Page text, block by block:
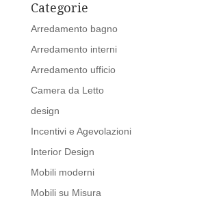
Categorie
Arredamento bagno
Arredamento interni
Arredamento ufficio
Camera da Letto
design
Incentivi e Agevolazioni
Interior Design
Mobili moderni
Mobili su Misura